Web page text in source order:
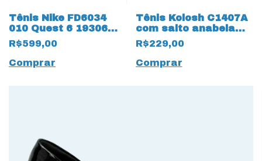
Tênis Nike FD6034
010 Quest 6 19306
Cinza Metálico
R$599,00
Comprar
Tênis Kolosh C1407A
com salto anabela
Almeria Green 14158
Verde Claro
R$229,00
Comprar